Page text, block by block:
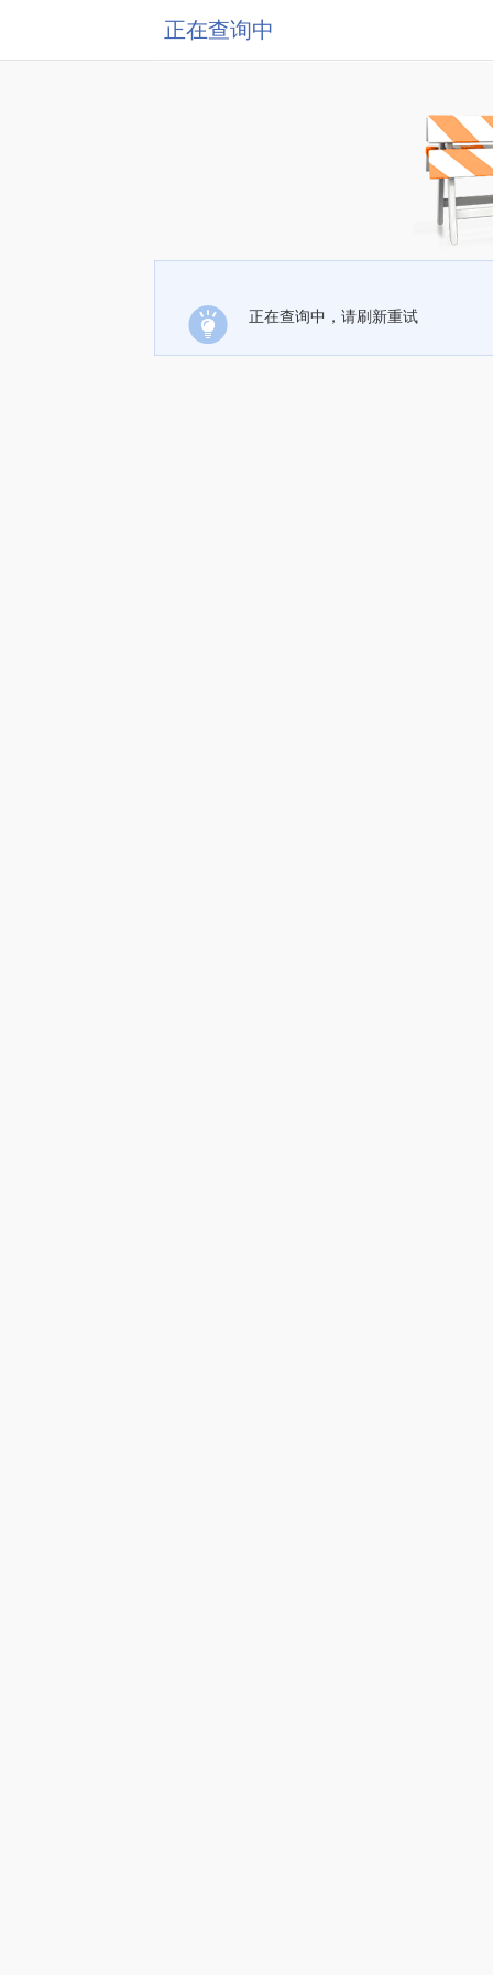
正在查询中
正在查询中，请刷新重试